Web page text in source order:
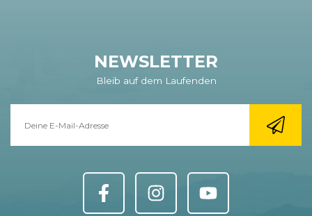
NEWSLETTER
Bleib auf dem Laufenden